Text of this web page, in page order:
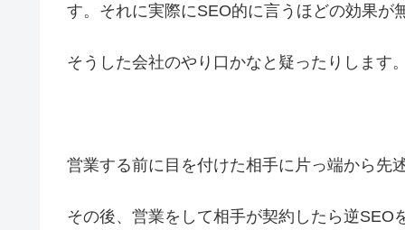
す。それに実際にSEO的に言うほどの効果が
そうした会社のやり口かなと疑ったりします
営業する前に目を付けた相手に片っ端から先
その後、営業をして相手が契約したら逆